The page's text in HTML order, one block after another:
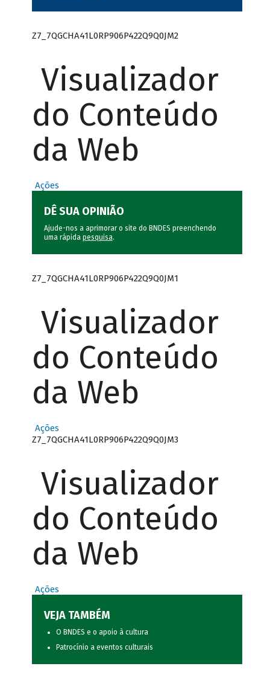
Z7_7QGCHA41L0RP906P422Q9Q0JM2
Visualizador
do Conteúdo
da Web
Ações
DÊ SUA OPINIÃO
Ajude-nos a aprimorar o site do BNDES preenchendo
uma rápida pesquisa.
Z7_7QGCHA41L0RP906P422Q9Q0JM1
Visualizador
do Conteúdo
da Web
Ações
Z7_7QGCHA41L0RP906P422Q9Q0JM3
Visualizador
do Conteúdo
da Web
Ações
VEJA TAMBÉM
O BNDES e o apoio à cultura
Patrocínio a eventos culturais